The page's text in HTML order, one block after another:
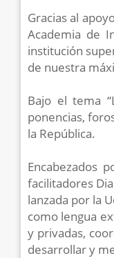
Gracias al
Academia de
institución
de nuestra
Bajo el tema
ponencias,
la República.
Encabezados
facilitadores
lanzada por la
como lengua
y privadas,
desarrollar y